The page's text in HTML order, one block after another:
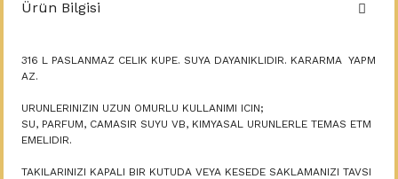
Ürün Bilgisi
316 L PASLANMAZ CELIK KUPE. SUYA DAYANIKLIDIR. KARARMA YAPM
AZ.
URUNLERINIZIN UZUN OMURLU KULLANIMI ICIN;
SU, PARFUM, CAMASIR SUYU VB, KIMYASAL URUNLERLE TEMAS ETM
EMELIDIR.
TAKILARINIZI KAPALI BIR KUTUDA VEYA KESEDE SAKLAMANIZI TAVSI